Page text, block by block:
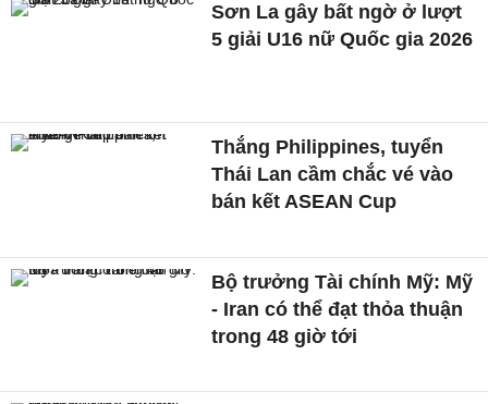
Sơn La gây bất ngờ ở lượt
5 giải U16 nữ Quốc gia 2026
Thắng Philippines, tuyển
Thái Lan cầm chắc vé vào
bán kết ASEAN Cup
Bộ trưởng Tài chính Mỹ: Mỹ
- Iran có thể đạt thỏa thuận
trong 48 giờ tới